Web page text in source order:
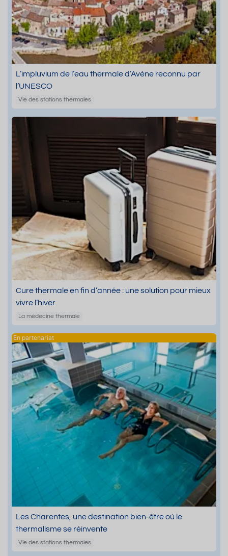
L’impluvium de l’eau thermale d’Avène reconnu par
l’UNESCO
Vie des stations thermales
Cure thermale en fin d’année : une solution pour mieux
vivre l’hiver
La médecine thermale
Les Charentes, une destination bien-être où le
thermalisme se réinvente
Vie des stations thermales